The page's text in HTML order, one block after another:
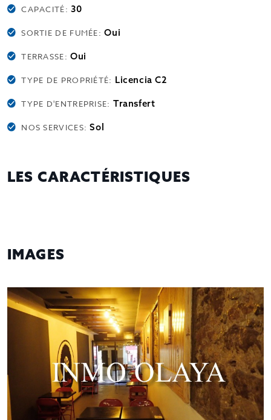
CAPACITÉ:30
SORTIE DE FUMÉE:Oui
TERRASSE:Oui
TYPE DE PROPRIÉTÉ: Licencia C2
TYPE D'ENTREPRISE: Transfert
NOS SERVICES:Sol
LES CARACTÉRISTIQUES
IMAGES